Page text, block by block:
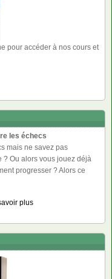
pour accéder à nos cours et
les échecs
mais ne savez pas
? Ou alors vous jouez déjà
progresser ? Alors ce
plus